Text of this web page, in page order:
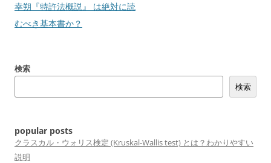
稿
ナ
ー
幸朔『特許法概説』 は絶対に読
むべき基本書か？
検索
検索
popular posts
クラスカル・ウォリス検定 (Kruskal-Wallis test) とは？わかりやすい
説明